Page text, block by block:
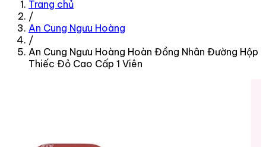
Trang chủ
/
An Cung Ngưu Hoàng
/
An Cung Ngưu Hoàng Hoàn Đồng Nhân Đường Hộp
Thiếc Đỏ Cao Cấp 1 Viên